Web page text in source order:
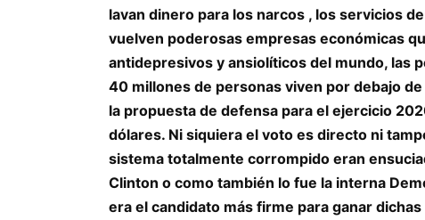
lavan dinero para los narcos , los servicios
vuelven poderosas empresas económicas
antidepresivos y ansiolíticos del mundo, las
40 millones de personas viven por debajo
la propuesta de defensa para el ejercicio
dólares. Ni siquiera el voto es directo ni
sistema totalmente corrompido eran
Clinton o como también lo fue la interna
era el candidato más firme para ganar